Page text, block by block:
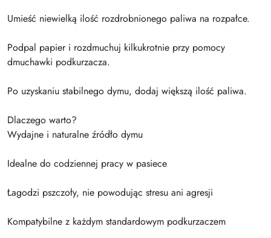
Umieść niewielką ilość rozdrobnionego paliwa na rozpałce.
Podpal papier i rozdmuchuj kilkukrotnie przy pomocy
dmuchawki podkurzacza.
Po uzyskaniu stabilnego dymu, dodaj większą ilość paliwa.
Dlaczego warto?
Wydajne i naturalne źródło dymu
Idealne do codziennej pracy w pasiece
Łagodzi pszczoły, nie powodując stresu ani agresji
Kompatybilne z każdym standardowym podkurzaczem